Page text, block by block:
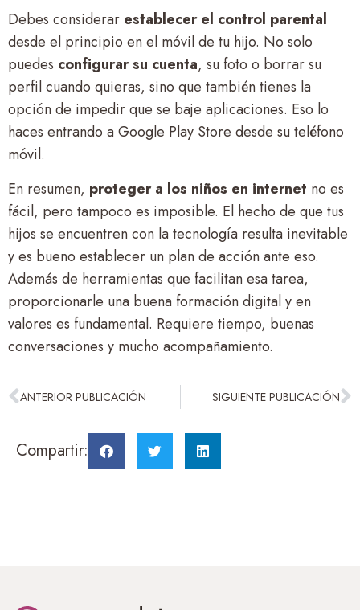
Debes considerar establecer el control parental
desde el principio en el móvil de tu hijo. No solo
puedes configurar su cuenta, su foto o borrar su
perfil cuando quieras, sino que también tienes la
opción de impedir que se baje aplicaciones. Eso lo
haces entrando a Google Play Store desde su teléfono
móvil.
En resumen, proteger a los niños en internet no es
fácil, pero tampoco es imposible. El hecho de que tus
hijos se encuentren con la tecnología resulta inevitable
y es bueno establecer un plan de acción ante eso.
Además de herramientas que facilitan esa tarea,
proporcionarle una buena formación digital y en
valores es fundamental. Requiere tiempo, buenas
conversaciones y mucho acompañamiento.
ANTERIOR PUBLICACIÓN SIGUIENTE PUBLICACIÓN
Compartir: